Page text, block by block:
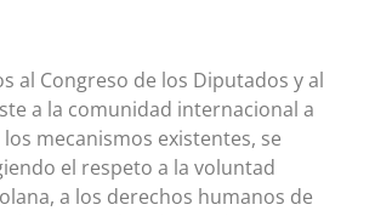
al Congreso de los Diputados y al
a la comunidad internacional a
mecanismos existentes, se
el respeto a la voluntad
a los derechos humanos de